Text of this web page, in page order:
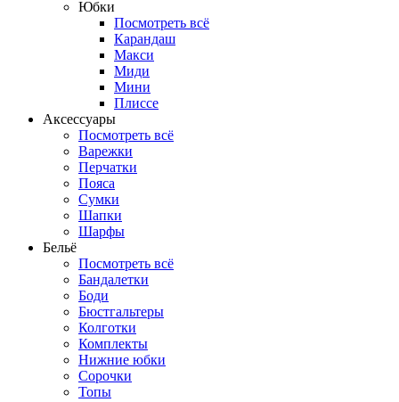
Юбки
Посмотреть всё
Карандаш
Макси
Миди
Мини
Плиссе
Аксессуары
Посмотреть всё
Варежки
Перчатки
Пояса
Сумки
Шапки
Шарфы
Бельё
Посмотреть всё
Бандалетки
Боди
Бюстгальтеры
Колготки
Комплекты
Нижние юбки
Сорочки
Топы